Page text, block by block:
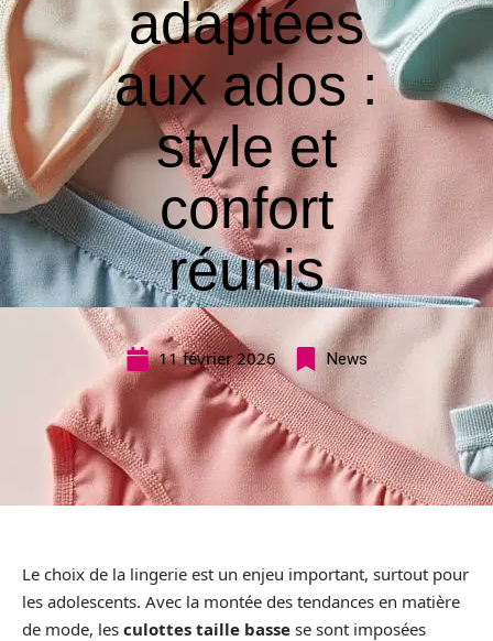
adaptées
aux ados :
style et
confort
réunis
11 février 2026 News
Le choix de la lingerie est un enjeu important, surtout pour
les adolescents. Avec la montée des tendances en matière
de mode, les culottes taille basse se sont imposées